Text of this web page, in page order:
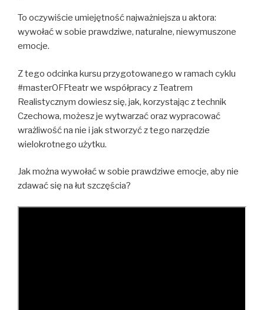
To oczywiście umiejętność najważniejsza u aktora:
wywołać w sobie prawdziwe, naturalne, niewymuszone
emocje.
Z tego odcinka kursu przygotowanego w ramach cyklu
#masterOFFteatr we współpracy z Teatrem
Realistycznym dowiesz się, jak, korzystając z technik
Czechowa, możesz je wytwarzać oraz wypracować
wrażliwość na nie i jak stworzyć z tego narzędzie
wielokrotnego użytku.
Jak można wywołać w sobie prawdziwe emocje, aby nie
zdawać się na łut szczęścia?